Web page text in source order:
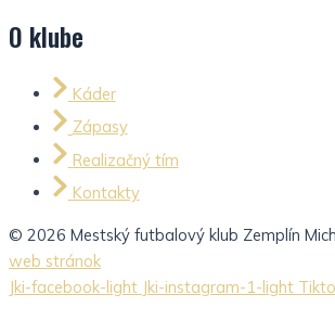
O klube
Káder
Zápasy
Realizačný tím
Kontakty
© 2026 Mestský futbalový klub Zemplín
web stránok
Jki-facebook-light Jki-instagram-1-light